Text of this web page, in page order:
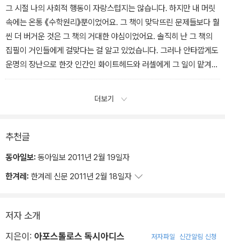
이에요. 무한은 인류의 정신을 가장 강하게 압박해온 관념, 인간의 정
신력을 절대 한계까지 몰아붙여온 관념이라는 점! 또 무한은 수학의
내면이 허약하다는 사실을 가장 분명하게 보여준 개념이기도 하죠.
그 시절 나의 사회적 행동이 자랑스럽지는 않습니다. 하지만 내 머릿
속에는 온통 《수학원리》뿐이었어요. 그 책이 맞닥뜨린 문제들보다 훨
씬 더 버거운 것은 그 책의 거대한 야심이었어요. 솔직히 난 그 책의
집필이 거인들에게 걸맞다는 걸 알고 있었습니다. 그러나 안타깝게도
운명의 장난으로 한갓 인간인 화이트헤드와 러셀에게 그 일이 맡겨졌
던 거죠. 게다가 우리는 거인의 정반대였어요. 어느새 난쟁이가 되어
더보기
추천글
동아일보: 동아일보 2011년 2월 19일자
한겨레: 한겨레 신문 2011년 2월 18일자
저자 소개
지은이: 아포스톨로스 독시아디스 저자파일 신간알림 신청